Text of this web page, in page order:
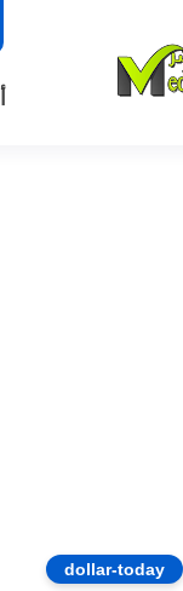
dollar-today